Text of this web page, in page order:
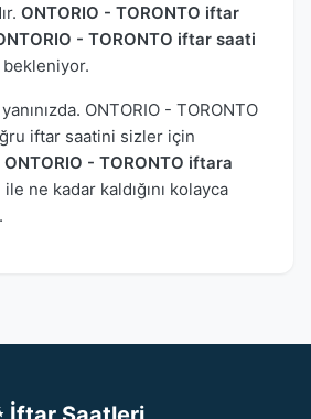
ONTORIO - TORONTO iftar
- TORONTO iftar saati
bekleniyor.
yanınızda. ONTORIO - TORONTO
iftar saatini sizler için
ONTORIO - TORONTO iftara
ile ne kadar kaldığını kolayca